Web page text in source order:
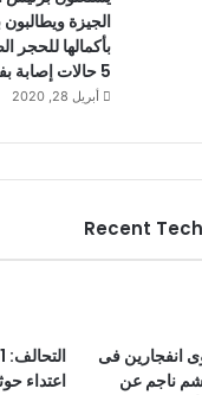
الجيزة ويطالبون
بأكمالها للحجر
5 حالات إصابة بفيروس كورونا
أبريل 28, 2020
Recent
انفجارين فى
ناجم عن
اعتداء